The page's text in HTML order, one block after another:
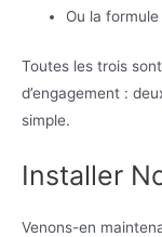
Ou la
Toutes les trois
d’engagement :
simple.
Installer
Venons-en